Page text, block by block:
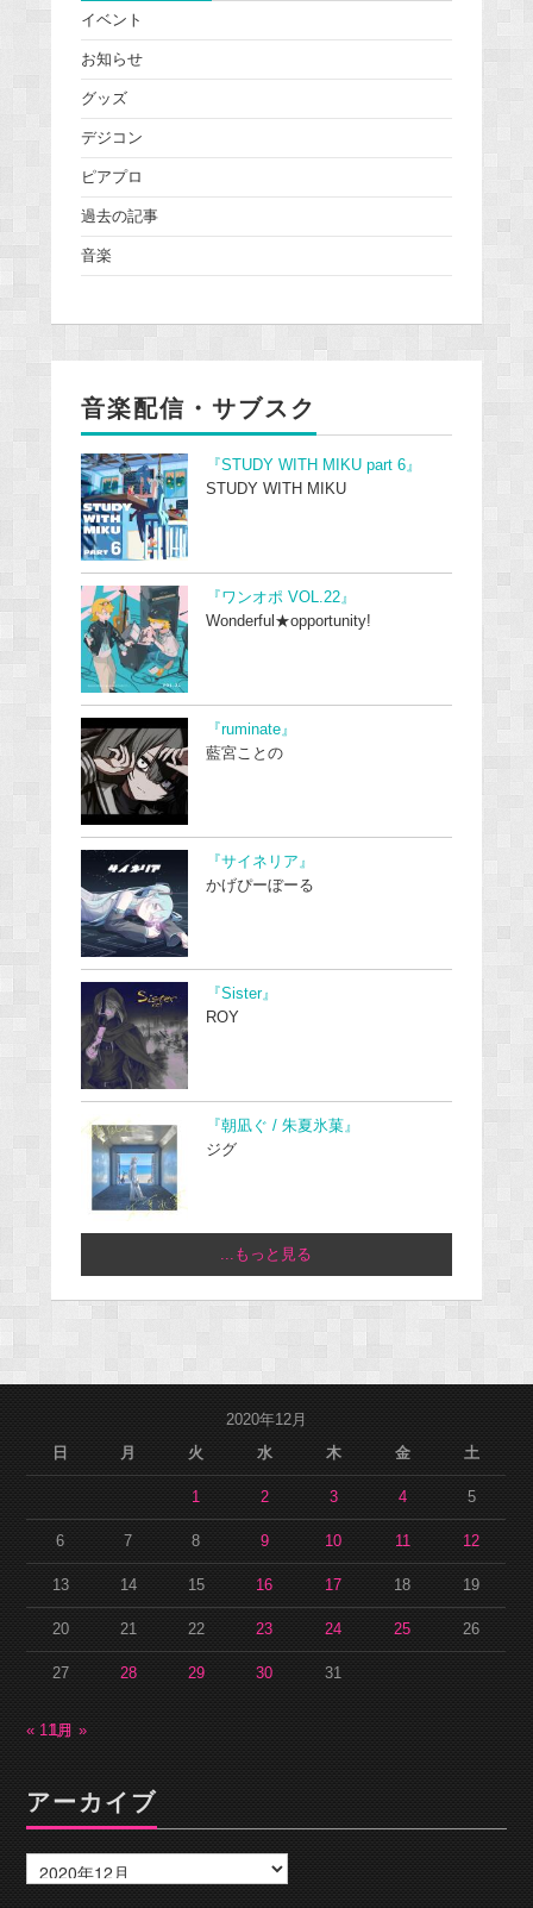
イベント
お知らせ
グッズ
デジコン
ピアプロ
過去の記事
音楽
音楽配信・サブスク
『STUDY WITH MIKU part 6』
STUDY WITH MIKU
『ワンオポ VOL.22』
Wonderful★opportunity!
『ruminate』
藍宮ことの
『サイネリア』
かげぴーぼーる
『Sister』
ROY
『朝凪ぐ / 朱夏氷菓』
ジグ
...もっと見る
2020年12月
日
月 火 水 木 金 土
1 2 3 4 5
6 7 8 9 10 11 12
13 14 15 16 17 18 19
20 21 22 23 24 25 26
27 28 29 30 31
« 11月1月 »
アーカイブ
ー
カ